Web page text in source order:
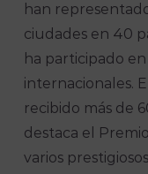
han
ciudades en 40
ha participado
internacionales.
recibido más de
destaca el
varios